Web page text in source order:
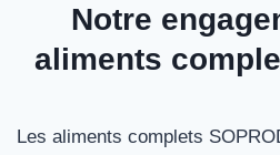
Notre
aliments
Les aliments complets